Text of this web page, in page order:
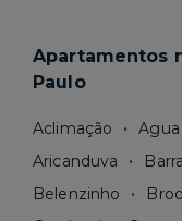
Apartamentos
Paulo
Aclimação
Aricanduva
Belenzinho